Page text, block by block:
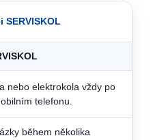
nebo elektrokola vždy po
telefonu.
během několika